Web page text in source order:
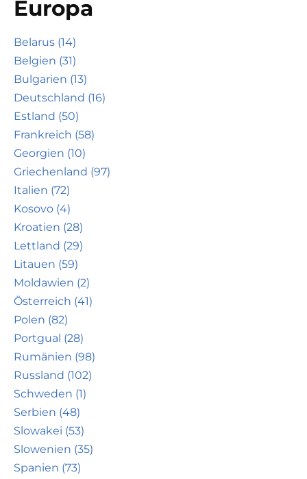
Europa
Belarus (14)
Belgien (31)
Bulgarien (13)
Deutschland (16)
Estland (50)
Frankreich (58)
Georgien (10)
Griechenland (97)
Italien (72)
Kosovo (4)
Kroatien (28)
Lettland (29)
Litauen (59)
Moldawien (2)
Österreich (41)
Polen (82)
Portgual (28)
Rumänien (98)
Russland (102)
Schweden (1)
Serbien (48)
Slowakei (53)
Slowenien (35)
Spanien (73)